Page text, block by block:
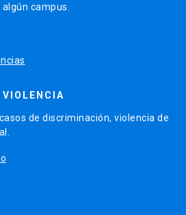
campus.
de discriminación, violencia de